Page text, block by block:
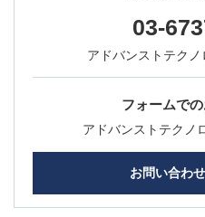
03-
アドバンストテク
フォームで
アドバンストテクノ
お問い合わ